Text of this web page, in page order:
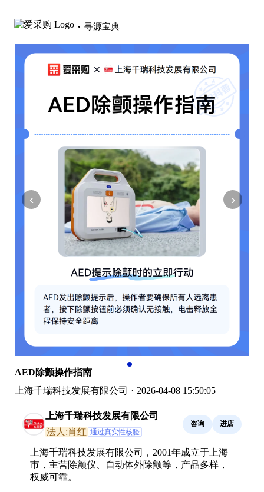
寻源宝典
‹ ›
AED除颤操作指南
上海千瑞科技发展有限公司 · 2026-04-08 15:50:05
上海千瑞科技发展有限公司
法人:肖红 通过真实性核验
咨询 进店
上海千瑞科技发展有限公司，2001年成立于上海
市，主营除颤仪、自动体外除颤等，产品多样，
权威可靠。